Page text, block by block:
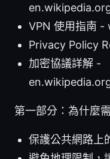
VPN 使用指南
Privacy Policy
加密協議詳解 -
第一部分：為什麼
保護公共網路上